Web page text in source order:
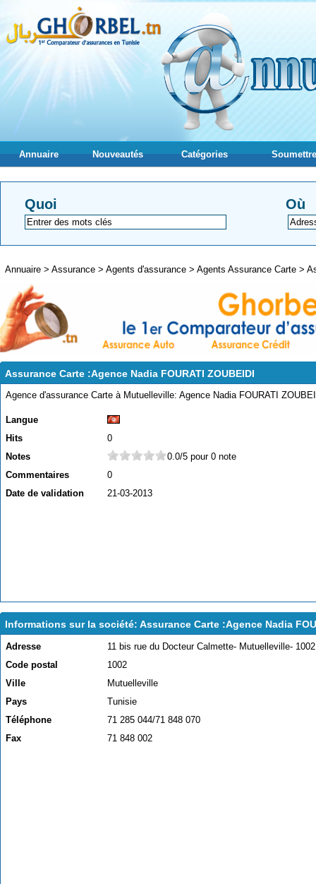
Annuaire Nouveautés Catégories
Quoi Où
Annuaire > Assurance > Agents d'assurance > Agents Assurance Carte >
Assurance Carte :Agence Nadia FOURATI ZOUBEIDI
Agence d'assurance Carte à Mutuelleville: Agence Nadia FOURATI
Langue
Hits
0
Notes
0.0/5 pour 0 note
Commentaires
0
Date de validation
21-03-2013
Informations sur la société: Assurance Carte :Agence Nadia
Adresse
11 bis rue du Docteur Calmette- Mutuelleville-
Code postal
1002
Ville
Mutuelleville
Pays
Tunisie
Téléphone
71 285 044/71 848 070
Fax
71 848 002